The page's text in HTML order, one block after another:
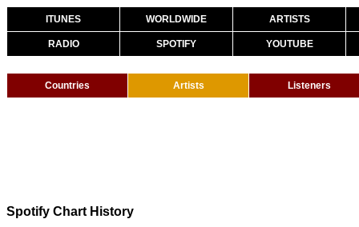
ITUNES WORLDWIDE ARTISTS
RADIO SPOTIFY YOUTUBE
Countries Artists Listeners
Spotify Chart History